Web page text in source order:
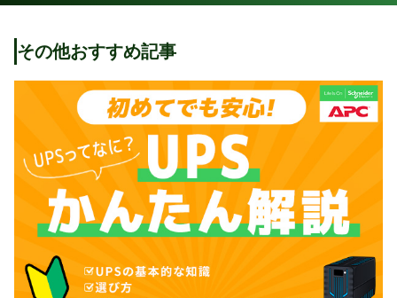
その他おすすめ記事